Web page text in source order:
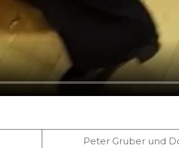
Peter Gruber und